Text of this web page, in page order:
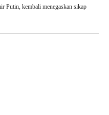
Putin, kembali menegaskan sikap